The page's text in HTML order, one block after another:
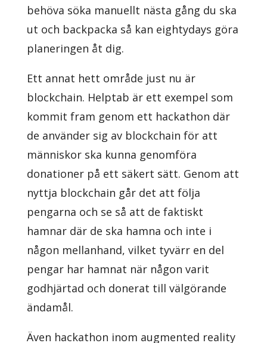
behöva söka manuellt nästa gång du ska
ut och backpacka så kan eightydays göra
planeringen åt dig.
Ett annat hett område just nu är
blockchain. Helptab är ett exempel som
kommit fram genom ett hackathon där
de använder sig av blockchain för att
människor ska kunna genomföra
donationer på ett säkert sätt. Genom att
nyttja blockchain går det att följa
pengarna och se så att de faktiskt
hamnar där de ska hamna och inte i
någon mellanhand, vilket tyvärr en del
pengar har hamnat när någon varit
godhjärtad och donerat till välgörande
ändamål.
Även hackathon inom augmented reality